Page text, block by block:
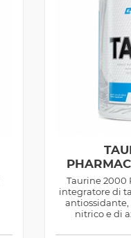
Taurine 2000
integratore di
nitrico e di